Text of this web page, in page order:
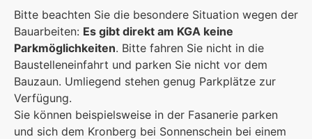
Bitte beachten Sie die besondere Situation wegen der
Bauarbeiten: Es gibt direkt am KGA keine
Parkmöglichkeiten. Bitte fahren Sie nicht in die
Baustelleneinfahrt und parken Sie nicht vor dem
Bauzaun. Umliegend stehen genug Parkplätze zur
Verfügung.
Sie können beispielsweise in der Fasanerie parken
und sich dem Kronberg bei Sonnenschein bei einem